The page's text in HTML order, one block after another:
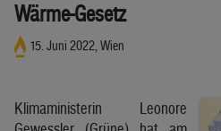
Wärme-Gesetz
15. Juni 2022, Wien
Klimaministerin Leonore